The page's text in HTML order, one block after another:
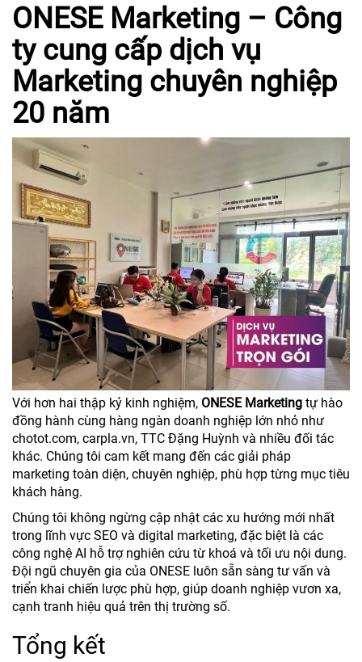
ONESE Marketing – Công
ty cung cấp dịch vụ
Marketing chuyên nghiệp
20 năm
Với hơn hai thập kỷ kinh nghiệm, ONESE Marketing tự hào
đồng hành cùng hàng ngàn doanh nghiệp lớn nhỏ như
chotot.com, carpla.vn, TTC Đặng Huỳnh và nhiều đối tác
khác. Chúng tôi cam kết mang đến các giải pháp
marketing toàn diện, chuyên nghiệp, phù hợp từng mục tiêu
khách hàng.
Chúng tôi không ngừng cập nhật các xu hướng mới nhất
trong lĩnh vực SEO và digital marketing, đặc biệt là các
công nghệ AI hỗ trợ nghiên cứu từ khoá và tối ưu nội dung.
Đội ngũ chuyên gia của ONESE luôn sẵn sàng tư vấn và
triển khai chiến lược phù hợp, giúp doanh nghiệp vươn xa,
cạnh tranh hiệu quả trên thị trường số.
Tổng kết